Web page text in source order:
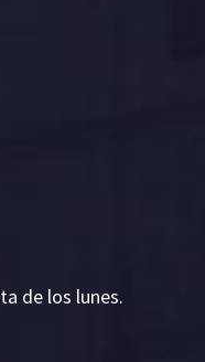
de los lunes.